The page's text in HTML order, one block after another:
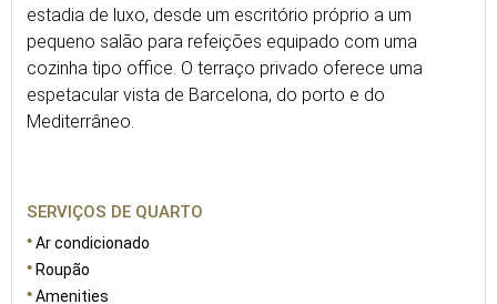
estadia de luxo, desde um escritório próprio a um
pequeno salão para refeições equipado com uma
cozinha tipo office. O terraço privado oferece uma
espetacular vista de Barcelona, do porto e do
Mediterrâneo.
SERVIÇOS DE QUARTO
Ar condicionado
Roupão
Amenities